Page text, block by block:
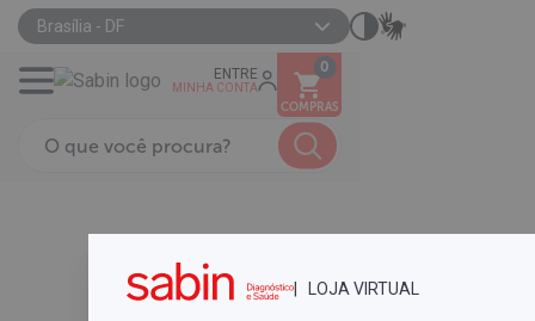
Brasília - DF
ENTRE
MINHA CONTA
COMPRAS
0
| LOJA VIRTUAL